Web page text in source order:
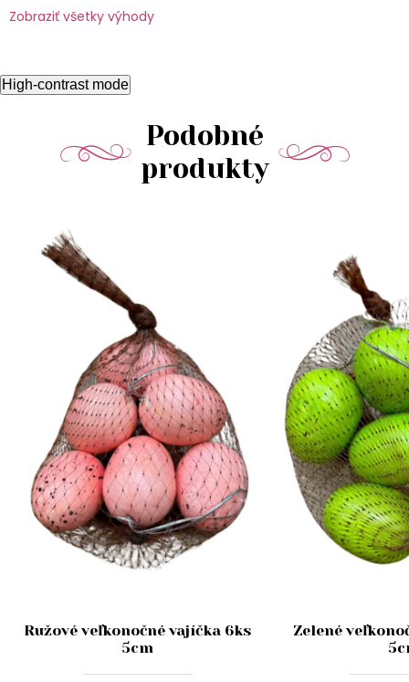
Zobraziť všetky výhody
High-contrast mode
Podobné
produkty
Ružové veľkonočné vajíčka 6ks
5cm
Zelené